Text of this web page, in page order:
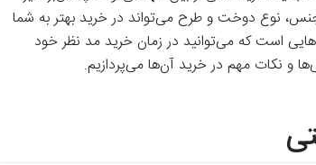
جنس، نوع دوخت و طرح می‌تواند در خرید بهتر به شما
است که می‌توانید در زمان خرید مد نظر خود
و نکات مهم در خرید آن‌ها می‌پردازیم.